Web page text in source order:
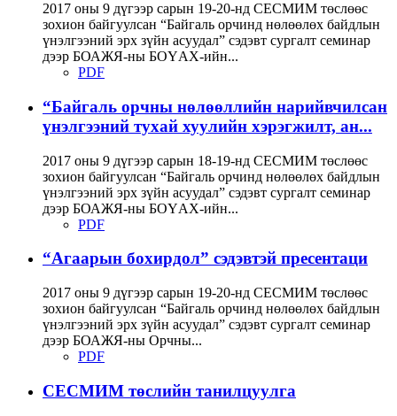
2017 оны 9 дүгээр сарын 19-20-нд СЕСМИМ төслөөс
зохион байгуулсан “Байгаль орчинд нөлөөлөх байдлын
үнэлгээний эрх зүйн асуудал” сэдэвт сургалт семинар
дээр БОАЖЯ-ны БОҮАХ-ийн...
PDF
“Байгаль орчны нөлөөллийн нарийвчилсан
үнэлгээний тухай хуулийн хэрэгжилт, ан...
2017 оны 9 дүгээр сарын 18-19-нд СЕСМИМ төслөөс
зохион байгуулсан “Байгаль орчинд нөлөөлөх байдлын
үнэлгээний эрх зүйн асуудал” сэдэвт сургалт семинар
дээр БОАЖЯ-ны БОҮАХ-ийн...
PDF
“Агаарын бохирдол” сэдэвтэй пресентаци
2017 оны 9 дүгээр сарын 19-20-нд СЕСМИМ төслөөс
зохион байгуулсан “Байгаль орчинд нөлөөлөх байдлын
үнэлгээний эрх зүйн асуудал” сэдэвт сургалт семинар
дээр БОАЖЯ-ны Орчны...
PDF
СЕСМИМ төслийн танилцуулга